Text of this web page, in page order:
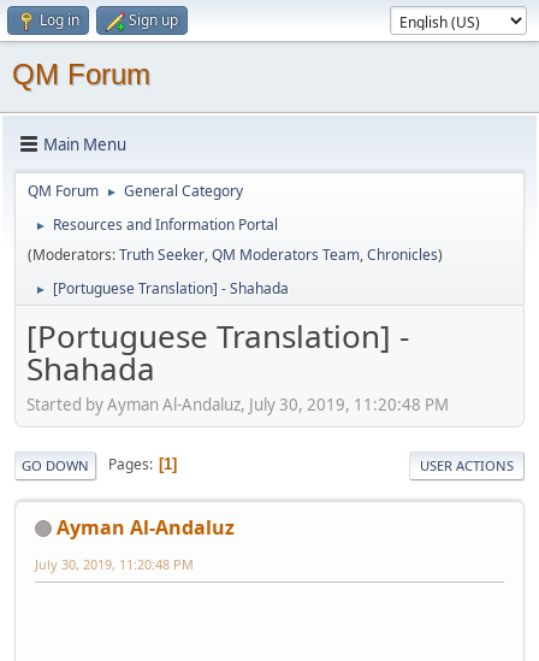
Log in Sign up
QM Forum
Main Menu
QM Forum ► General Category
►
Resources and Information Portal
(Moderators:Truth Seeker,QM Moderators Team,Chronicles)
► [Portuguese Translation] - Shahada
[Portuguese Translation] -
Shahada
Started by Ayman Al-Andaluz, July 30, 2019, 11:20:48 PM
GO DOWN Pages 1 USER ACTIONS
Ayman Al-Andaluz
July 30, 2019, 11:20:48 PM